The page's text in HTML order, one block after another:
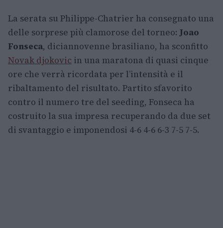
La serata su Philippe-Chatrier ha consegnato una
delle sorprese più clamorose del torneo:Joao
Fonseca, diciannovenne brasiliano, ha sconfitto
Novak djokovic in una maratona di quasi cinque
ore che verrà ricordata per l’intensità e il
ribaltamento del risultato. Partito sfavorito
contro il numero tre del seeding, Fonseca ha
costruito la sua impresa recuperando da due set
di svantaggio e imponendosi 4-6 4-6 6-3 7-5 7-5.